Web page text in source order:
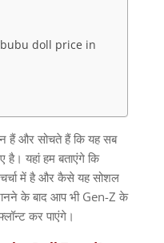
labubu doll price in
और सोचते हैं कि यह सब
यहां हम बताएंगे कि
चर्चा में है और कैसे यह सोशल
के बाद आप भीGen-Z के
कर पाएंगे।